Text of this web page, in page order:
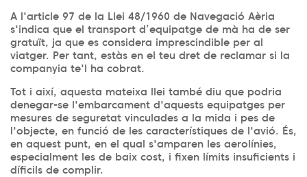
A l'article 97 de la Llei 48/1960 de Navegació Aèria
s'indica que el transport d’equipatge de mà ha de ser
gratuït, ja que es considera imprescindible per al
viatger. Per tant, estàs en el teu dret de reclamar si la
companyia te'l ha cobrat.
Tot i així, aquesta mateixa llei també diu que podria
denegar-se l'embarcament d'aquests equipatges per
mesures de seguretat vinculades a la mida i pes de
l'objecte, en funció de les característiques de l'avió. És,
en aquest punt, en el qual s'amparen les aerolínies,
especialment les de baix cost, i fixen límits insuficients i
díficils de complir.